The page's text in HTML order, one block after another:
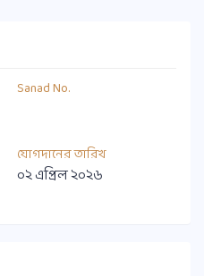
Sanad No.
যোগদানের তারিখ
০২ এপ্রিল ২০২৬